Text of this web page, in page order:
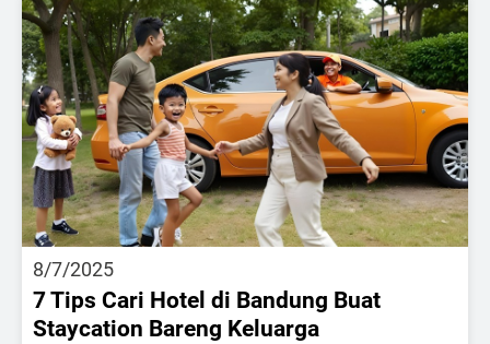
8/7/2025
7 Tips Cari Hotel di Bandung Buat
Staycation Bareng Keluarga